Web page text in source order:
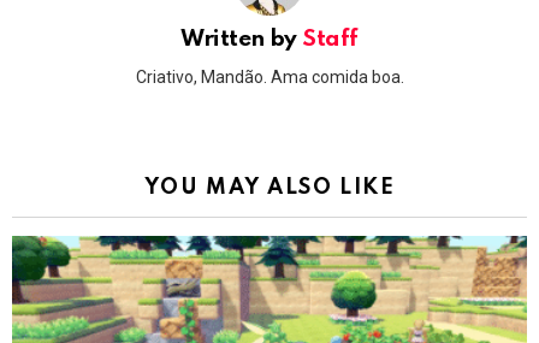
Written by Staff
Criativo, Mandão. Ama comida boa.
YOU MAY ALSO LIKE